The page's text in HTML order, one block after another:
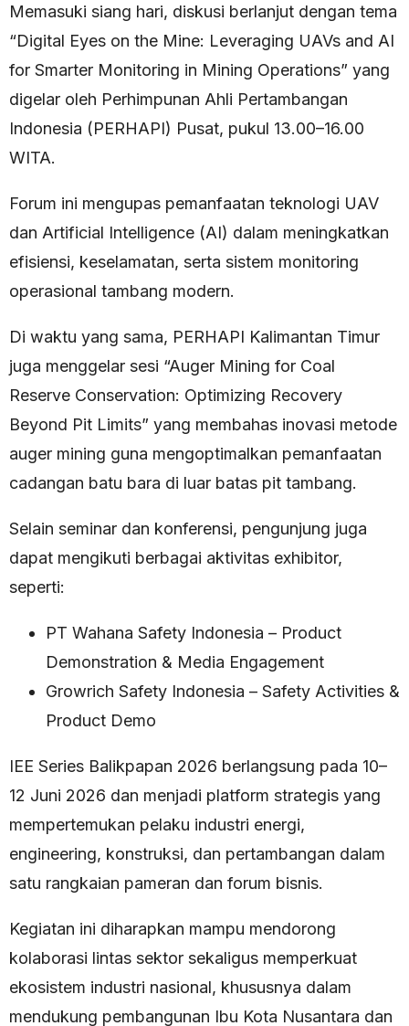
Memasuki siang hari, diskusi berlanjut dengan tema
“Digital Eyes on the Mine: Leveraging UAVs and AI
for Smarter Monitoring in Mining Operations” yang
digelar oleh Perhimpunan Ahli Pertambangan
Indonesia (PERHAPI) Pusat, pukul 13.00–16.00
WITA.
Forum ini mengupas pemanfaatan teknologi UAV
dan Artificial Intelligence (AI) dalam meningkatkan
efisiensi, keselamatan, serta sistem monitoring
operasional tambang modern.
Di waktu yang sama, PERHAPI Kalimantan Timur
juga menggelar sesi “Auger Mining for Coal
Reserve Conservation: Optimizing Recovery
Beyond Pit Limits” yang membahas inovasi metode
auger mining guna mengoptimalkan pemanfaatan
cadangan batu bara di luar batas pit tambang.
Selain seminar dan konferensi, pengunjung juga
dapat mengikuti berbagai aktivitas exhibitor,
seperti:
PT Wahana Safety Indonesia – Product
Demonstration & Media Engagement
Growrich Safety Indonesia – Safety Activities &
Product Demo
IEE Series Balikpapan 2026 berlangsung pada 10–
12 Juni 2026 dan menjadi platform strategis yang
mempertemukan pelaku industri energi,
engineering, konstruksi, dan pertambangan dalam
satu rangkaian pameran dan forum bisnis.
Kegiatan ini diharapkan mampu mendorong
kolaborasi lintas sektor sekaligus memperkuat
ekosistem industri nasional, khususnya dalam
mendukung pembangunan Ibu Kota Nusantara dan